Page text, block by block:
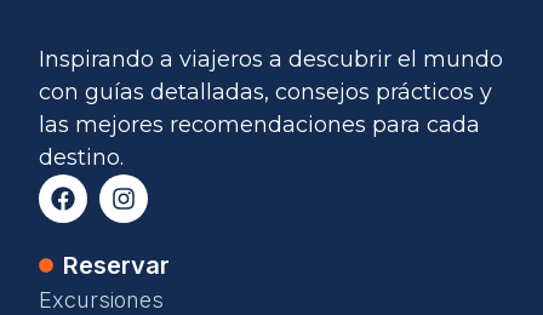
Inspirando a viajeros a descubrir el mundo
con guías detalladas, consejos prácticos y
las mejores recomendaciones para cada
destino.
Reservar
Excursiones